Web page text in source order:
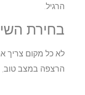
הרגיל.
בחירת
לא כל מקום צריך
הרצפה במצב טוב,